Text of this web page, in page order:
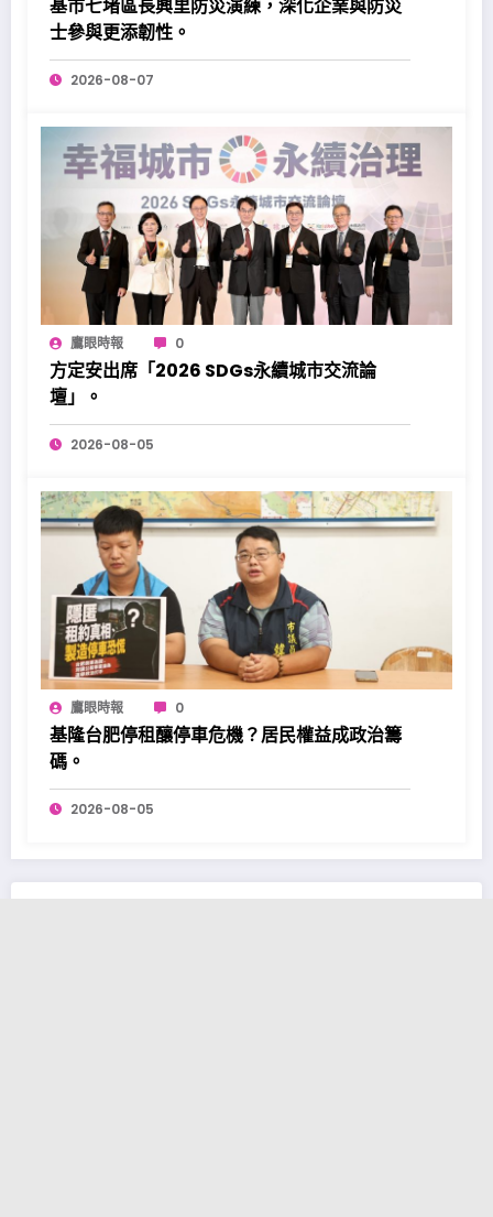
基市七堵區長興里防災演練，深化企業與防災
士參與更添韌性。
2026-08-07
鷹眼時報 0
方定安出席「2026 SDGs永續城市交流論
壇」。
2026-08-05
鷹眼時報 0
基隆台肥停租釀停車危機？居民權益成政治籌
碼。
2026-08-05